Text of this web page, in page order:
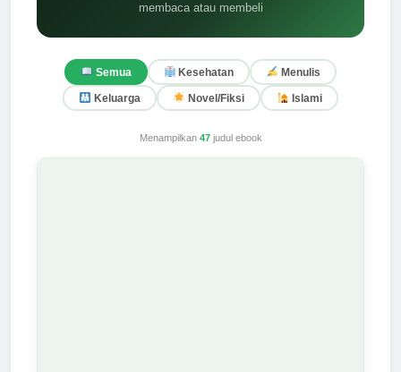
membaca atau membeli
Semua Kesehatan Menulis
Keluarga Novel/Fiksi Islami
Menampilkan 47judul ebook